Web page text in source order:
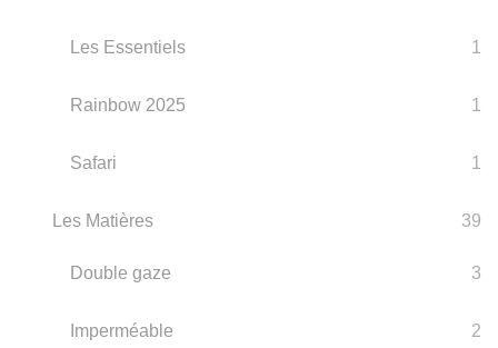
Les Essentiels 1
Rainbow 2025 1
Safari 1
Les Matières 39
Double gaze 3
Imperméable 2